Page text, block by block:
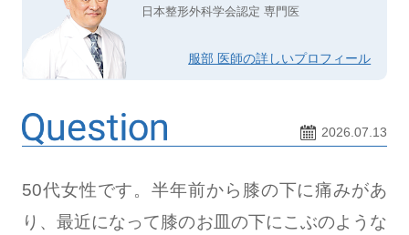
日本整形外科学会認定 専門医
服部 医師の詳しいプロフィール
2026.07.13
50代女性です。半年前から膝の下に痛みがあ
り、最近になって膝のお皿の下にこぶのような